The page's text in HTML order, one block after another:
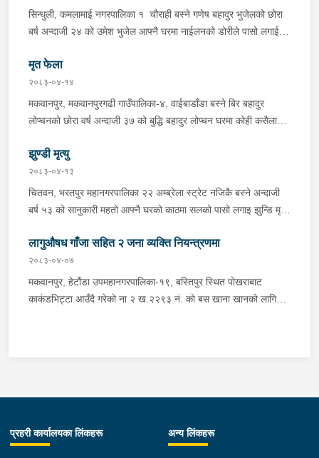
पारी नियन्त्रणमा लिई सोधपुछ गर्दा पछाडी मोटरसाइकलमा सवार चालक
अभिषेक कुमार साह र सवार राहुल कुमार मण्डलले उक्त सामान दिई पठाएको
भनि खुल्न आएको हुँदा मोटरसाइकल सहित निजहरुलाई नियन्त्रणमा लिई थप
अनुसन्धान कार्य भईरहेको ।
सिन्धुली, कमलामाई नगरपालिका १ चौराही बस्ने गणेष बहादुर भुजेलको छोरा
बर्ष अन्दाजी २४ को उमेश भुजेल आफ्नै घरमा नाईलनको डोरीले पासो लगाई
घटनास्थलमा मुचुल्का सहित थप अनुसन्धान कार्य भइरहेको ।
मृत फेला
२०८३-०४-१४
मकवानपुर, मकवानपुरगढी गाउँपालिका-४, वाईबाडाँडा बस्ने बिर बहादुर
लोप्चनको छोरा वर्ष अन्दाजी ३७ को बुद्धि बहादुर लोप्चन घरमा कोही कसैलाई
मिति २०८३।०४।१४ गते सोहि स्थित कुसुमटार खोल्सामा घोप्टो परी मृत
अवस्थामा फेला परेको । यस घटना सम्बन्धमा थप अनुसन्धान कार्य भईरहेको
छ ।
झुण्डी मृत्यु
२०८३-०४-१३
चितवन, भरतपुर महानगरपालिका २२ अम्ब्रेला स्ट्रेट नजिकै बस्ने अन्दाजी
बर्ष ५३ को सानुकारी महतो आफ्नै घरको काठमा सलको पासो लगाइ झुन्डि मृत्यु
सहित थप अनुसन्धान कार्य भइरहेको ।
लागुऔषध गाँजा सहित २ जना व्यक्ति नियन्त्रणमा
२०८३-०४-०७
मकवानपुर, हेटौंडा उपमहानगरपालिका-१९, बस्तिपुर स्थित पोखराबाट
काकंडभिट्टा आउँदै गरेको ना २ ख.२२९३ नं. को बस खाना खानको लागि
लागुऔषध गाँजा २६ किलोग्राम २० ग्राम फेला परेको । लागुऔषध सहित
समिर मोक्तान र सोहि हेटौंडा उपमहानगरपालिका-१९, बस्तिपुर बस्ने वर्ष
प्रहरी कार्यालयका लिंकहरू अन्य लिंकहरू